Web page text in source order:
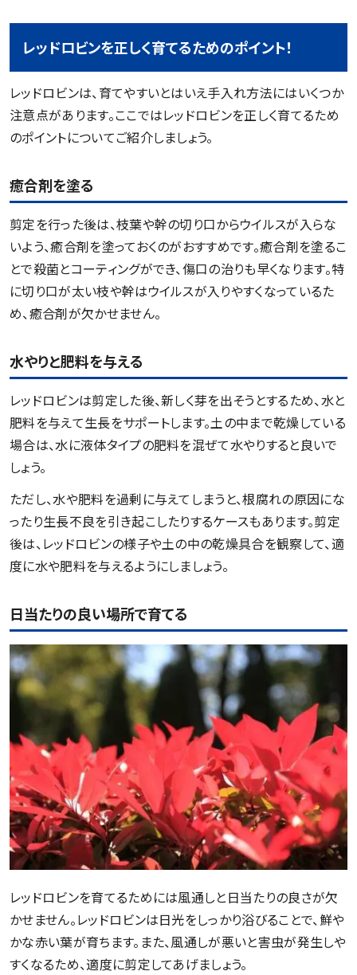
レッドロビンを正しく育てるためのポイント！
レッドロビンは、育てやすいとはいえ手入れ方法にはいくつか
注意点があります。ここではレッドロビンを正しく育てるため
のポイントについてご紹介しましょう。
癒合剤を塗る
剪定を行った後は、枝葉や幹の切り口からウイルスが入らな
いよう、癒合剤を塗っておくのがおすすめです。癒合剤を塗るこ
とで殺菌とコーティングができ、傷口の治りも早くなります。特
に切り口が太い枝や幹はウイルスが入りやすくなっているた
め、癒合剤が欠かせません。
水やりと肥料を与える
レッドロビンは剪定した後、新しく芽を出そうとするため、水と
肥料を与えて生長をサポートします。土の中まで乾燥している
場合は、水に液体タイプの肥料を混ぜて水やりすると良いで
しょう。
ただし、水や肥料を過剰に与えてしまうと、根腐れの原因にな
ったり生長不良を引き起こしたりするケースもあります。剪定
後は、レッドロビンの様子や土の中の乾燥具合を観察して、適
度に水や肥料を与えるようにしましょう。
日当たりの良い場所で育てる
レッドロビンを育てるためには風通しと日当たりの良さが欠
かせません。レッドロビンは日光をしっかり浴びることで、鮮や
かな赤い葉が育ちます。また、風通しが悪いと害虫が発生しや
すくなるため、適度に剪定してあげましょう。